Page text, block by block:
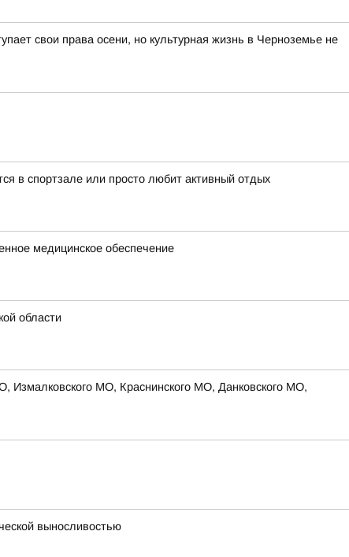
свои права осени, но культурная жизнь в Черноземье не
в спортзале или просто любит активный отдых
медицинское обеспечение
области
Измалковского МО, Краснинского МО, Данковского МО,
выносливостью